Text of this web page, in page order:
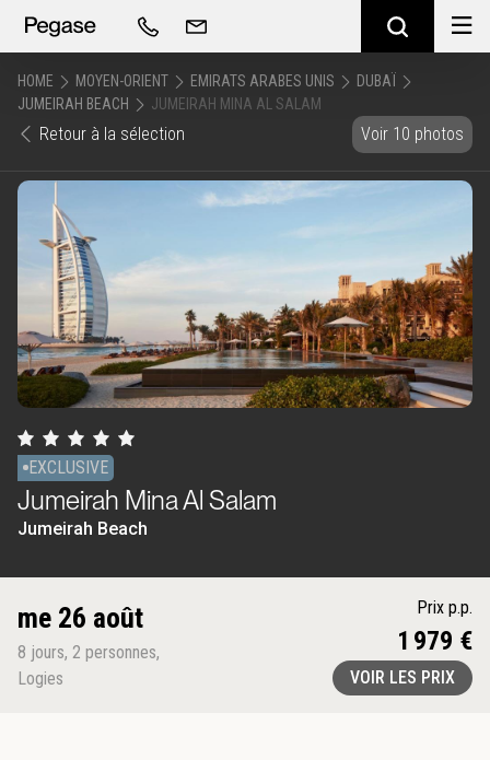
HOME MOYEN-ORIENT EMIRATS ARABES UNIS
DUBAÏ
JUMEIRAH BEACH
JUMEIRAH MINA AL SALAM
Retour à la sélection Voir 10 photos
EXCLUSIVE
Jumeirah Mina Al Salam
Jumeirah Beach
me 26 août
8 jours, 2 personnes,
Logies
Prix p.p.
1 979 €
VOIR LES PRIX